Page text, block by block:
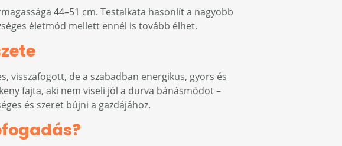
44–51 cm. Testalkata hasonlít a nagyobb
életmód mellett ennél is tovább élhet.
visszafogott, de a szabadban energikus, gyors és
fajta, aki nem viseli jól a durva bánásmódot –
és szeret bújni a gazdájához.